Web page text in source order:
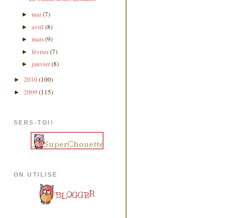
► mai (7)
► avril (8)
► mars(9)
► février(7)
► janvier(8)
► 2010(100)
► 2009 (115)
SERS-TOI!
ON UTILISE